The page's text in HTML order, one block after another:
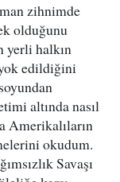
zihnimde
olduğunu
yerli halkın
edildiğini
altında nasıl
Amerikalıların
okudum.
Savaşı